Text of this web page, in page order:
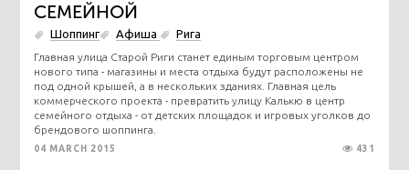
СЕМЕЙНОЙ
Шоппинг Афиша Рига
Главная улица Старой Риги станет единым торговым центром
нового типа - магазины и места отдыха будут расположены не
под одной крышей, а в нескольких зданиях. Главная цель
коммерческого проекта - превратить улицу Калькю в центр
семейного отдыха - от детских площадок и игровых уголков до
брендового шоппинга.
04 MARCH 2015 431